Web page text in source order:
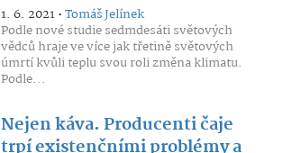
1. 6. 2021 •Tomáš Jelínek
Podle nové studie sedmdesáti světových
vědců hraje ve více jak třetině světových
úmrtí kvůli teplu svou roli změna klimatu.
Podle...
Nejen káva. Producenti čaje
trpí existenčními problémy a